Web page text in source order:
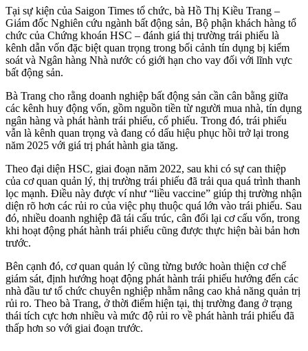
Tại sự kiện của Saigon Times tổ chức, bà Hồ Thị Kiều Trang –
Giám đốc Nghiên cứu ngành bất động sản, Bộ phận khách hàng tổ
chức của Chứng khoán HSC – đánh giá thị trường trái phiếu là
kênh dẫn vốn đặc biệt quan trọng trong bối cảnh tín dụng bị kiểm
soát và Ngân hàng Nhà nước có giới hạn cho vay đối với lĩnh vực
bất động sản.
Bà Trang cho rằng doanh nghiệp bất động sản cần cân bằng giữa
các kênh huy động vốn, gồm nguồn tiền từ người mua nhà, tín dụng
ngân hàng và phát hành trái phiếu, cổ phiếu. Trong đó, trái phiếu
vẫn là kênh quan trọng và đang có dấu hiệu phục hồi trở lại trong
năm 2025 với giá trị phát hành gia tăng.
Theo đại diện HSC, giai đoạn năm 2022, sau khi có sự can thiệp
của cơ quan quản lý, thị trường trái phiếu đã trải qua quá trình thanh
lọc mạnh. Điều này được ví như “liều vaccine” giúp thị trường nhận
diện rõ hơn các rủi ro của việc phụ thuộc quá lớn vào trái phiếu. Sau
đó, nhiều doanh nghiệp đã tái cấu trúc, cân đối lại cơ cấu vốn, trong
khi hoạt động phát hành trái phiếu cũng được thực hiện bài bản hơn
trước.
Bên cạnh đó, cơ quan quản lý cũng từng bước hoàn thiện cơ chế
giám sát, định hướng hoạt động phát hành trái phiếu hướng đến các
nhà đầu tư tổ chức chuyên nghiệp nhằm nâng cao khả năng quản trị
rủi ro. Theo bà Trang, ở thời điểm hiện tại, thị trường đang ở trạng
thái tích cực hơn nhiều và mức độ rủi ro về phát hành trái phiếu đã
thấp hơn so với giai đoạn trước.